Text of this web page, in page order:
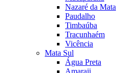
Nazaré da Mata
Paudalho
Timbaúba
Tracunhaém
Vicência
Mata Sul
Água Preta